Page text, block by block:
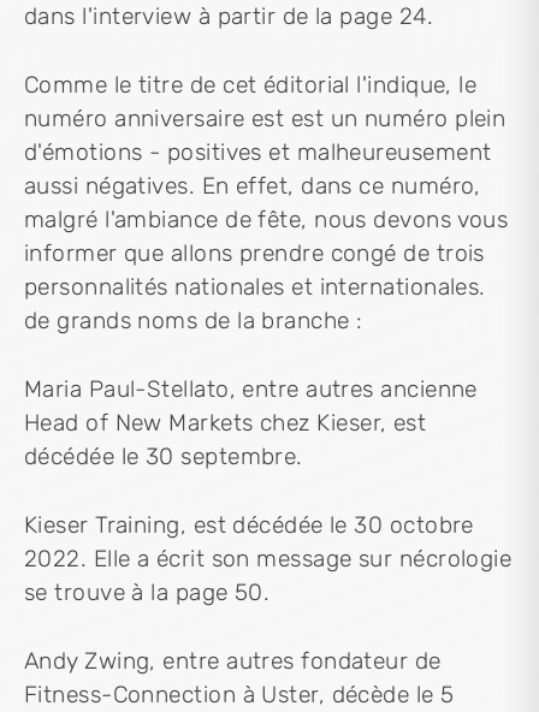
dans l'interview à partir de la page 24.
Comme le titre de cet éditorial l'indique, le
numéro anniversaire est est un numéro plein
d'émotions - positives et malheureusement
aussi négatives. En effet, dans ce numéro,
malgré l'ambiance de fête, nous devons vous
informer que allons prendre congé de trois
personnalités nationales et internationales.
de grands noms de la branche :
Maria Paul-Stellato, entre autres ancienne
Head of New Markets chez Kieser, est
décédée le 30 septembre.
Kieser Training, est décédée le 30 octobre
2022. Elle a écrit son message sur nécrologie
se trouve à la page 50.
Andy Zwing, entre autres fondateur de
Fitness-Connection à Uster, décède le 5